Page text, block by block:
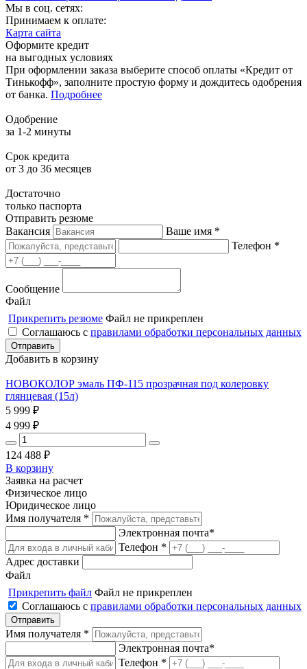
Мы в соц. сетях:
Принимаем к оплате:
Карта сайта
Оформите кредит
на выгодных условиях
При оформлении заказа выберите способ оплаты «Кредит от
Тинькофф», заполните простую форму и дождитесь одобрения
от банка. Подробнее
Одобрение
за 1-2 минуты
Срок кредита
от 3 до 36 месяцев
Достаточно
только паспорта
Отправить резюме
Вакансия
Ваше имя *
Телефон *
Сообщение
Файл
Прикрепить резюме Файл не прикреплен
Соглашаюсь с правилами обработки персональных данных
Добавить в корзину
НОВОКОЛОР эмаль ПФ-115 прозрачная под колеровку
глянцевая (15л)
5 999 ₽
4 999 ₽
124 488 ₽
В корзину
Заявка на расчет
Физическое лицо
Юридическое лицо
Имя получателя *
Электронная почта*
Телефон *
Адрес доставки
Файл
Прикрепить файл Файл не прикреплен
Соглашаюсь с правилами обработки персональных данных
Имя получателя *
Электронная почта*
Телефон *